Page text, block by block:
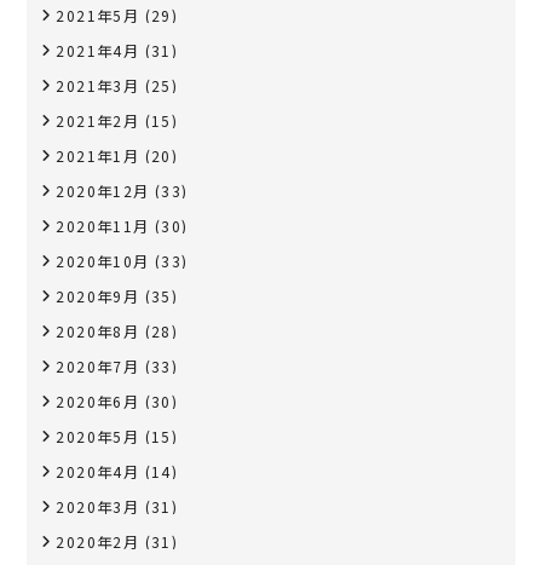
2021年5月 (29)
2021年4月 (31)
2021年3月 (25)
2021年2月 (15)
2021年1月 (20)
2020年12月 (33)
2020年11月 (30)
2020年10月 (33)
2020年9月 (35)
2020年8月 (28)
2020年7月 (33)
2020年6月 (30)
2020年5月 (15)
2020年4月 (14)
2020年3月 (31)
2020年2月 (31)